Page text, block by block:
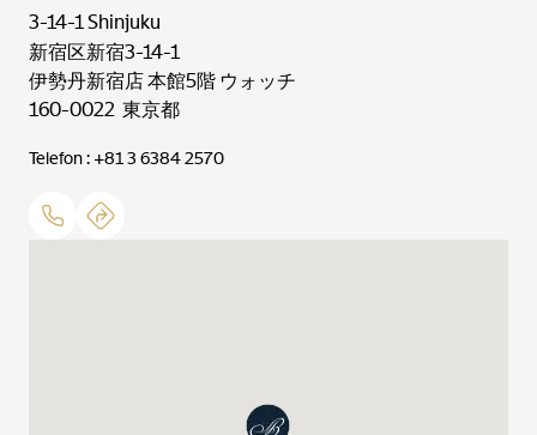
3-14-1 Shinjuku
新宿区新宿3-14-1
伊勢丹新宿店 本館5階 ウォッチ
160-0022 東京都
Telefon : +81 3 6384 2570